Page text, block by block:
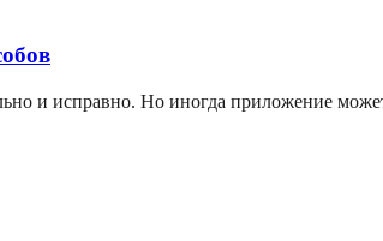
и исправно. Но иногда приложение